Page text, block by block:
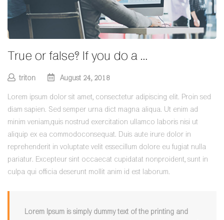
True or false? If you do a …
triton August 24, 2018
Lorem ipsum dolor sit amet, consectetur adipiscing elit. Proin sed
diam sapien. Sed semper urna dict magna aliqua. Ut enim ad
minim veniam,quis nostrud exercitation ullamco laboris nisi ut
aliquip ex ea commodoconsequat. Duis aute irure dolor in
reprehenderit in voluptate velit essecillum dolore eu fugiat nulla
pariatur. Excepteur sint occaecat cupidatat nonproident, sunt in
culpa qui officia deserunt mollit anim id est laborum.
Lorem Ipsum is simply dummy text of the printing and